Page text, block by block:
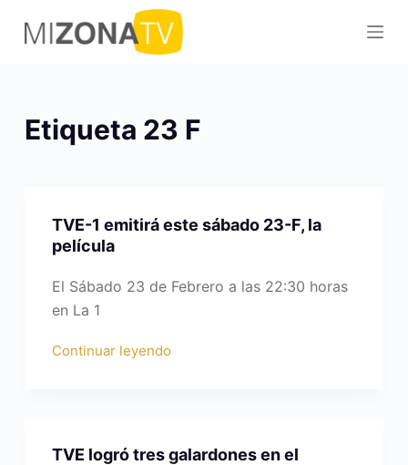
S
a
aEtiqueta 23 F
TVE-1 emitirá este sábado 23-F, la
película
El Sábado 23 de Febrero a las 22:30 horas
en La 1
Continuar leyendo
TVE logró tres galardones en el